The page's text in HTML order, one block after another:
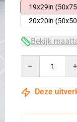
19x29in
20x20in
Bekijk
Deze